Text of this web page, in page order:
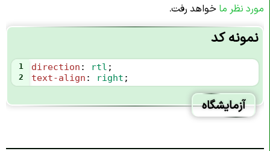
مورد نظر ما خواهد رفت.
نمونه کد
1 direction : rtl ;
2 text-align : right ;
آزمایشگاه